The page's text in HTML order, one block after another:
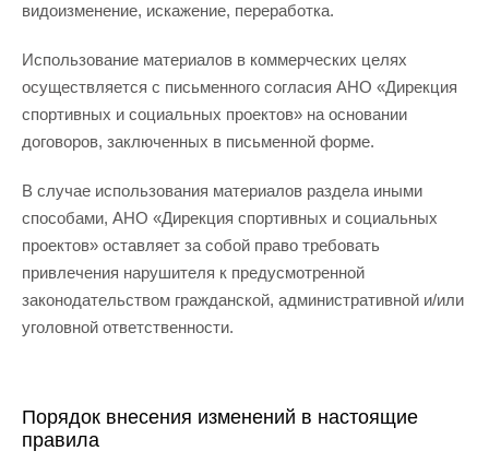
видоизменение, искажение, переработка.
Использование материалов в коммерческих целях
осуществляется с письменного согласия АНО «Дирекция
спортивных и социальных проектов» на основании
договоров, заключенных в письменной форме.
В случае использования материалов раздела иными
способами, АНО «Дирекция спортивных и социальных
проектов» оставляет за собой право требовать
привлечения нарушителя к предусмотренной
законодательством гражданской, административной и/или
уголовной ответственности.
Порядок внесения изменений в настоящие
правила